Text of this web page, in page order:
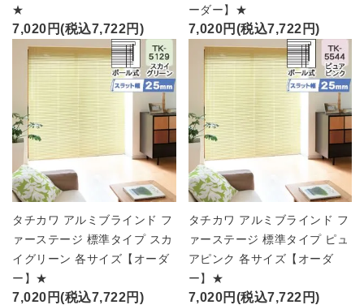
★
7,020円(税込7,722円)
ーダー】★
7,020円(税込7,722円)
タチカワ アルミブラインド フ
ァーステージ 標準タイプ スカ
イグリーン 各サイズ【オーダ
ー】★
7,020円(税込7,722円)
タチカワ アルミブラインド フ
ァーステージ 標準タイプ ピュ
アピンク 各サイズ【オーダ
ー】★
7,020円(税込7,722円)